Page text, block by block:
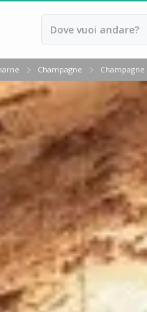
Champagne